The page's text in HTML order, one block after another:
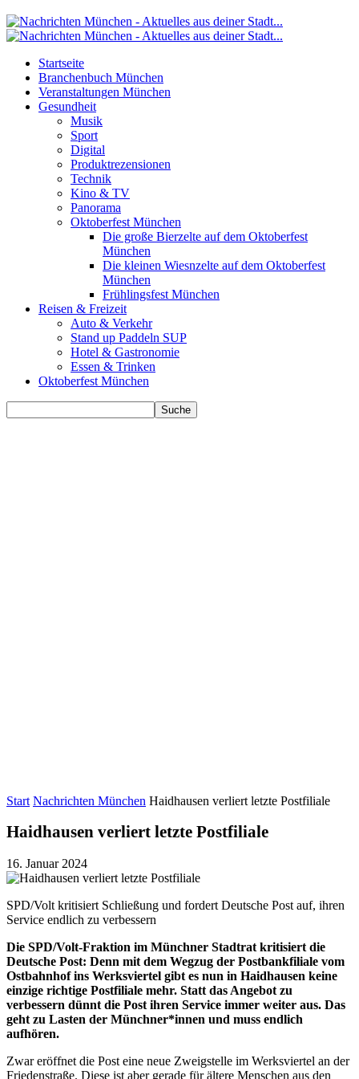
Startseite
Branchenbuch München
Veranstaltungen München
Gesundheit
Musik
Sport
Digital
Produktrezensionen
Technik
Kino & TV
Panorama
Oktoberfest München
Die große Bierzelte auf dem Oktoberfest
München
Die kleinen Wiesnzelte auf dem Oktoberfest
München
Frühlingsfest München
Reisen & Freizeit
Auto & Verkehr
Stand up Paddeln SUP
Hotel & Gastronomie
Essen & Trinken
Oktoberfest München
Start Nachrichten München Haidhausen verliert letzte Postfiliale
Haidhausen verliert letzte Postfiliale
16. Januar 2024
SPD/Volt kritisiert Schließung und fordert Deutsche Post auf, ihren
Service endlich zu verbessern
Die SPD/Volt-Fraktion im Münchner Stadtrat kritisiert die
Deutsche Post: Denn mit dem Wegzug der Postbankfiliale vom
Ostbahnhof ins Werksviertel gibt es nun in Haidhausen keine
einzige richtige Postfiliale mehr. Statt das Angebot zu
verbessern dünnt die Post ihren Service immer weiter aus. Das
geht zu Lasten der Münchner*innen und muss endlich
aufhören.
Zwar eröffnet die Post eine neue Zweigstelle im Werksviertel an der
Friedenstraße. Diese ist aber gerade für ältere Menschen aus den